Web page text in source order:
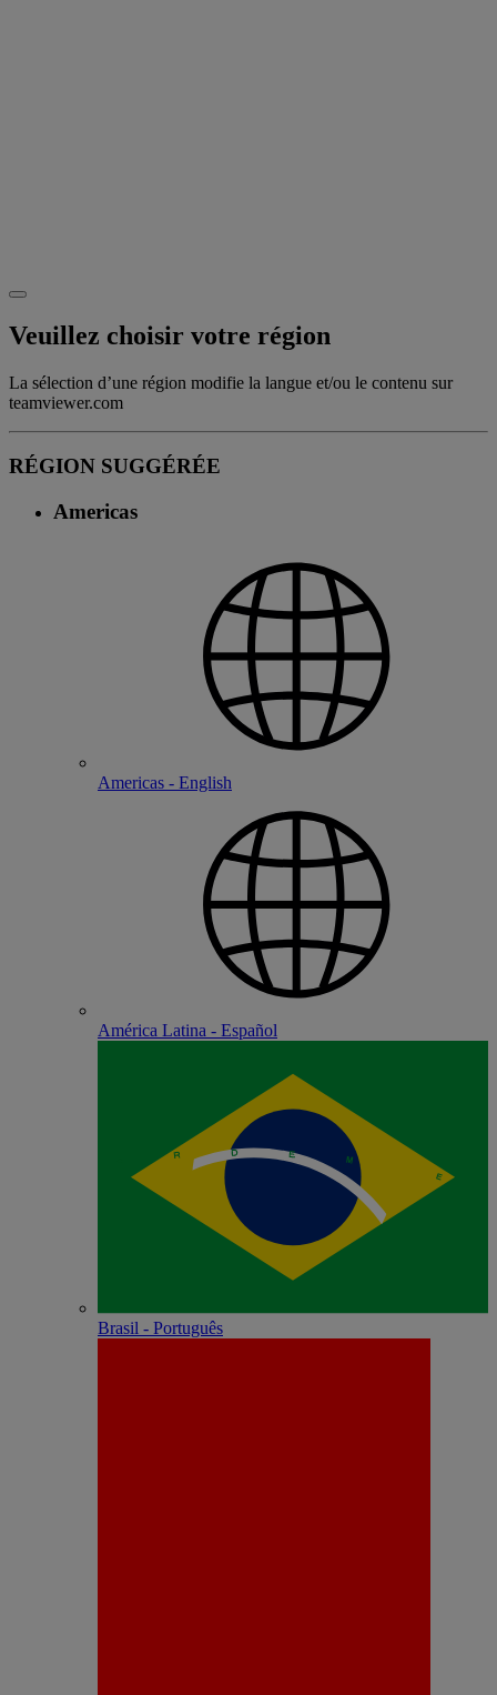
Veuillez choisir votre région
La sélection d’une région modifie la langue et/ou le contenu sur
teamviewer.com
RÉGION SUGGÉRÉE
Americas
Americas - English
América Latina - Español
Brasil - Português